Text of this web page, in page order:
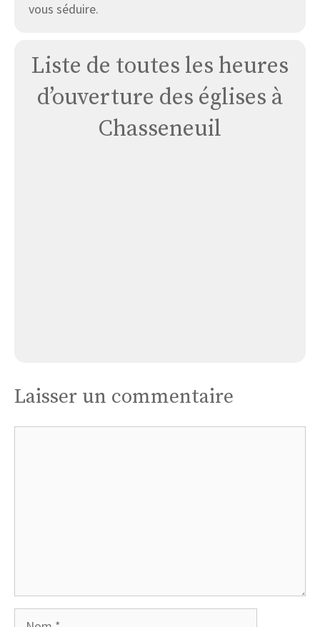
vous séduire.
Liste de toutes les heures
d’ouverture des églises à
Chasseneuil
Laisser un commentaire